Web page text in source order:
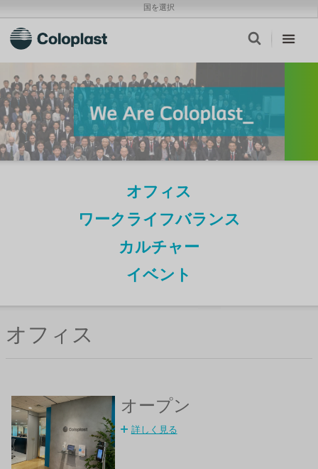
国を選択
オフィス
ワークライフバランス
カルチャー
イベント
オフィス
オープン
詳しく見る